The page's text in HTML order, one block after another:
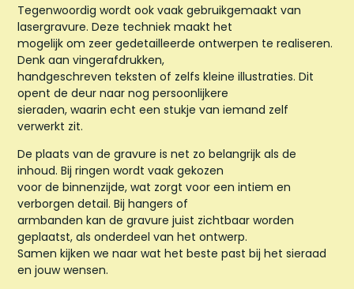
Tegenwoordig wordt ook vaak gebruikgemaakt van
lasergravure. Deze techniek maakt het
mogelijk om zeer gedetailleerde ontwerpen te realiseren.
Denk aan vingerafdrukken,
handgeschreven teksten of zelfs kleine illustraties. Dit
opent de deur naar nog persoonlijkere
sieraden, waarin echt een stukje van iemand zelf
verwerkt zit.
De plaats van de gravure is net zo belangrijk als de
inhoud. Bij ringen wordt vaak gekozen
voor de binnenzijde, wat zorgt voor een intiem en
verborgen detail. Bij hangers of
armbanden kan de gravure juist zichtbaar worden
geplaatst, als onderdeel van het ontwerp.
Samen kijken we naar wat het beste past bij het sieraad
en jouw wensen.